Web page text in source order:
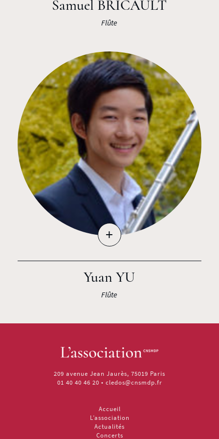
Samuel BRICAULT
Flûte
+
Yuan YU
Flûte
209 avenue Jean Jaurès, 75019 Paris
01 40 40 46 20 • cledos@cnsmdp.fr
Accueil
L’association
Actualités
Concerts